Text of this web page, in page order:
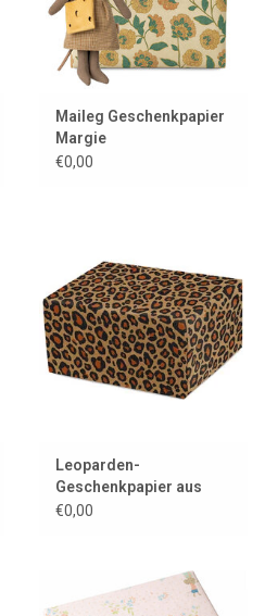
Maileg Geschenkpapier
Margie
€0,00
Leoparden-
Geschenkpapier aus
Kraftpapier
€0,00